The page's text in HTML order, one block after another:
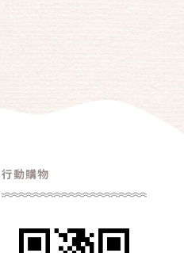
行動購物